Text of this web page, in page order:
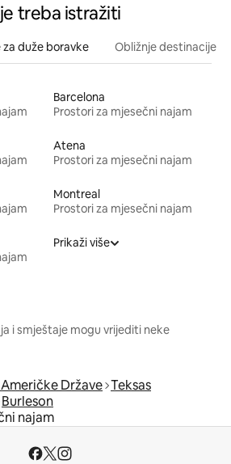
treba istražiti
duže boravke Obližnje destinacije
Barcelona
Prostori za mjesečni najam
Atena
Prostori za mjesečni najam
Montreal
Prostori za mjesečni najam
Prikaži više
i smještaje mogu vrijediti neke
Države Teksas
Burleson
najam